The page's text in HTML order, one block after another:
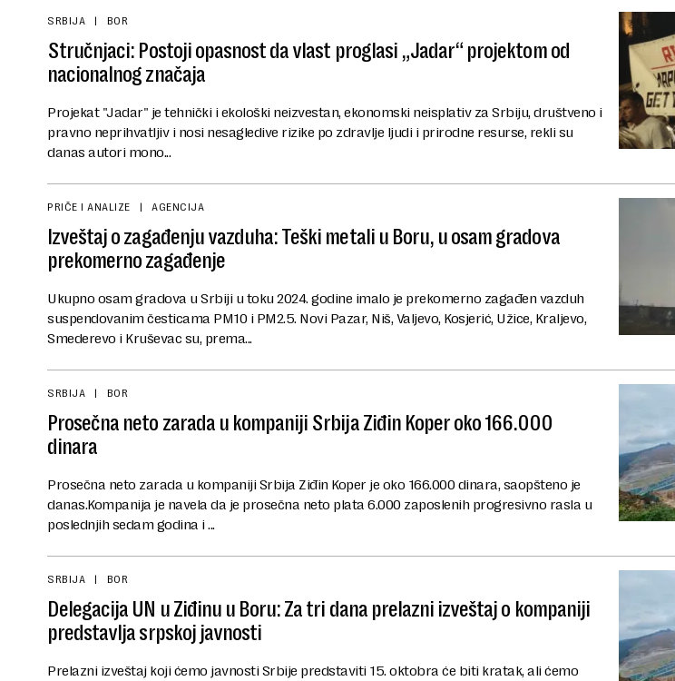
SRBIJA BOR
Stručnjaci: Postoji opasnost da vlast proglasi „Jadar“ projektom od
nacionalnog značaja
Projekat "Jadar" je tehnički i ekološki neizvestan, ekonomski neisplativ za Srbiju, društveno i
pravno neprihvatljiv i nosi nesagledive rizike po zdravlje ljudi i prirodne resurse, rekli su
danas autori mono...
PRIČE I ANALIZE AGENCIJA
Izveštaj o zagađenju vazduha: Teški metali u Boru, u osam gradova
prekomerno zagađenje
Ukupno osam gradova u Srbiji u toku 2024. godine imalo je prekomerno zagađen vazduh
suspendovanim česticama PM10 i PM2.5. Novi Pazar, Niš, Valjevo, Kosjerić, Užice, Kraljevo,
Smederevo i Kruševac su, prema...
SRBIJA BOR
Prosečna neto zarada u kompaniji Srbija Ziđin Koper oko 166.000
dinara
Prosečna neto zarada u kompaniji Srbija Ziđin Koper je oko 166.000 dinara, saopšteno je
danas.Kompanija je navela da je prosečna neto plata 6.000 zaposlenih progresivno rasla u
poslednjih sedam godina i ...
SRBIJA BOR
Delegacija UN u Ziđinu u Boru: Za tri dana prelazni izveštaj o kompaniji
predstavlja srpskoj javnosti
Prelazni izveštaj koji ćemo javnosti Srbije predstaviti 15. oktobra će biti kratak, ali ćemo